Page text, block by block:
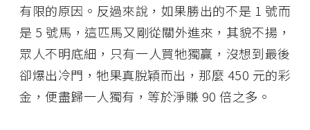
有限的原因。反過來說，如果勝出的不是 1 號而
是 5 號馬，這匹馬又剛從關外進來，其貌不揚，
眾人不明底細，只有一人買牠獨贏，沒想到最後
卻爆出冷門，牠果真脫穎而出，那麼 450 元的彩
金，便盡歸一人獨有，等於淨賺 90 倍之多。